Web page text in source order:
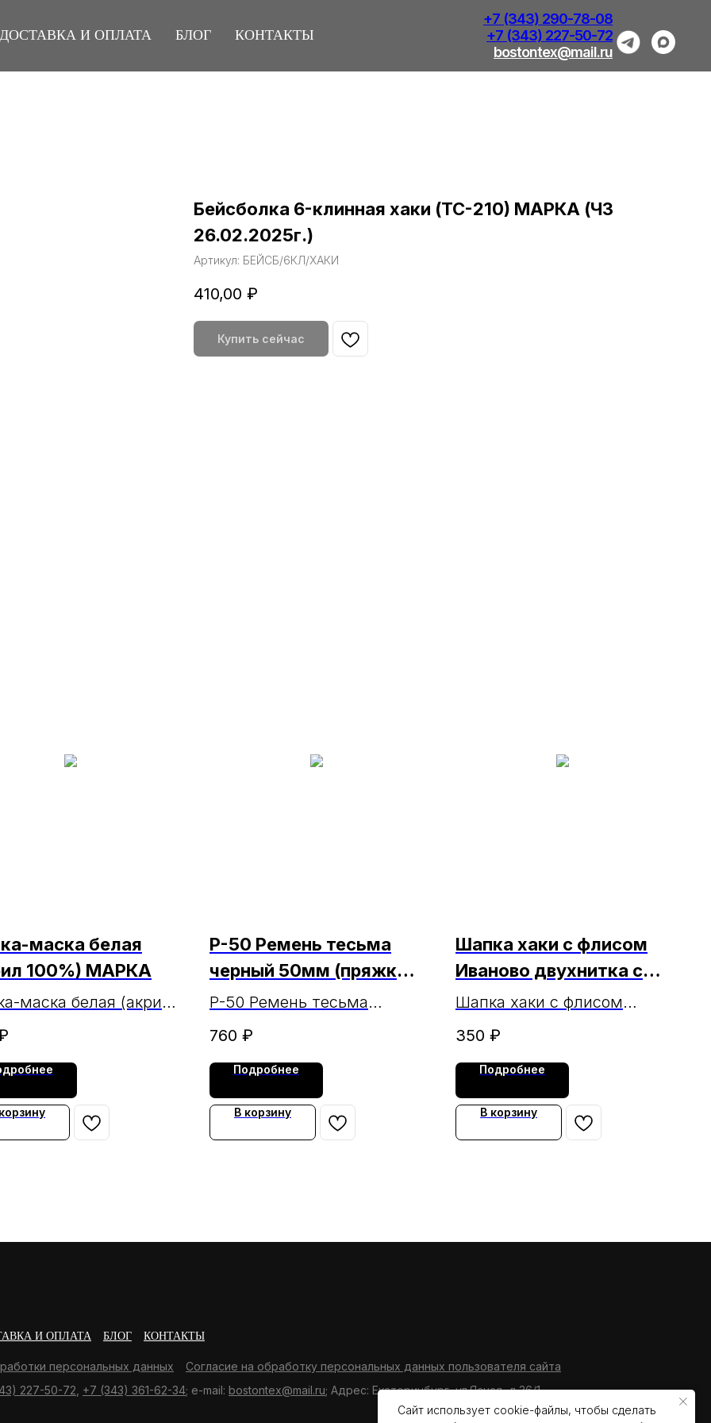
ДОСТАВКА И ОПЛАТА БЛОГ КОНТАКТЫ
+7 (343) 290-78-08
+7 (343) 227-50-72
bostontex@mail.ru
Бейсболка 6-клинная хаки (ТС-210) МАРКА (ЧЗ
26.02.2025г.)
Артикул: БЕЙСБ/6КЛ/ХАКИ
410,00 ₽
Купить сейчас
маска белая
100%) МАРКА
маска белая (акрил
МАРКА
Р-50 Ремень тесьма
черный 50мм (пряжка
двухшпеньковая)
Р-50 Ремень тесьма
черный 50мм (пряжка
760 ₽
Подробнее
В корзину
Шапка хаки с флисом
Иваново двухнитка с
отворотом МАРКА (чз
Шапка хаки с флисом
Иваново (двухнитка)
350 ₽
Подробнее
В корзину
И ОПЛАТА БЛОГ КОНТАКТЫ
персональных данных
Согласие на обработку персональных данных пользователя сайта
227-50-72 +7 (343) 361-62-34; e-mail: bostontex@mail.ru; Адрес: Екатеринбург, ул.Ясная, д.36/1
Сайт использует cookie-файлы, чтобы сделать